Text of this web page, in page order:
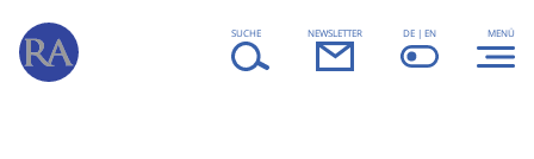
SUCHE NEWSLETTER DE | EN MENÜ